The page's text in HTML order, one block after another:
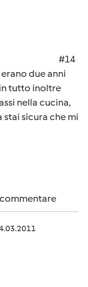
#14
due anni
tutto inoltre
nella cucina,
sicura che mi